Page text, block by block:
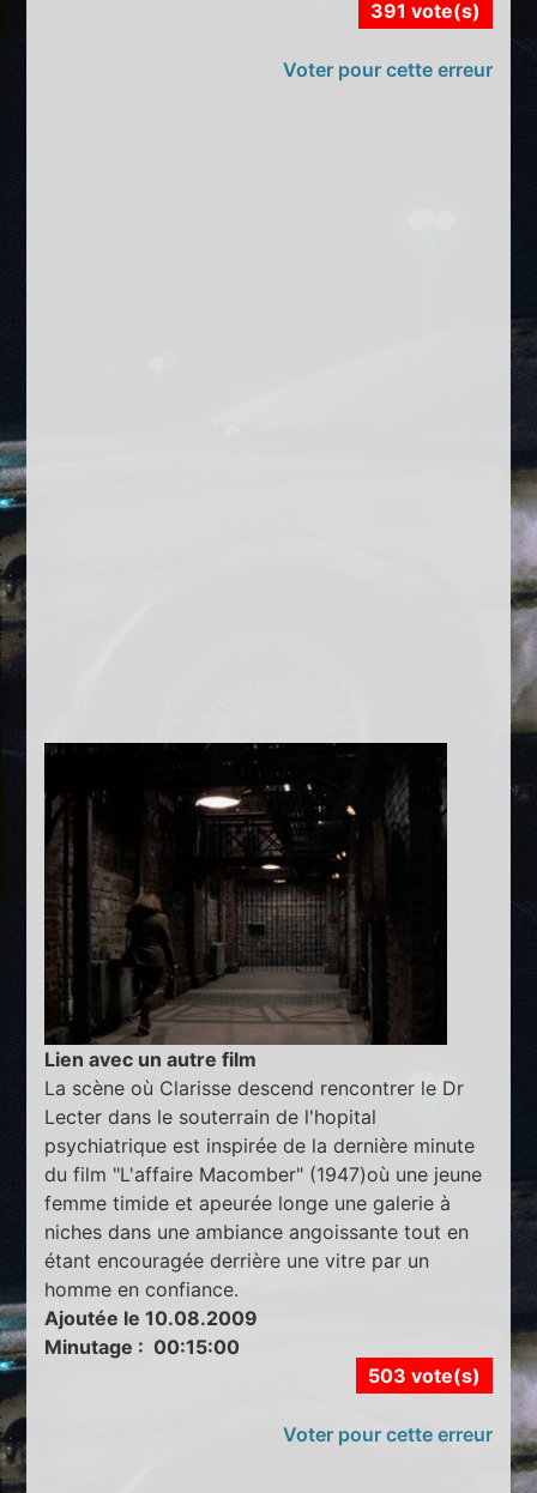
391 vote(s)
Voter pour cette erreur
Lien avec un autre film
La scène où Clarisse descend rencontrer le Dr
Lecter dans le souterrain de l'hopital
psychiatrique est inspirée de la dernière minute
du film "L'affaire Macomber" (1947)où une jeune
femme timide et apeurée longe une galerie à
niches dans une ambiance angoissante tout en
étant encouragée derrière une vitre par un
homme en confiance.
Ajoutée le 10.08.2009
Minutage : 00:15:00
503 vote(s)
Voter pour cette erreur